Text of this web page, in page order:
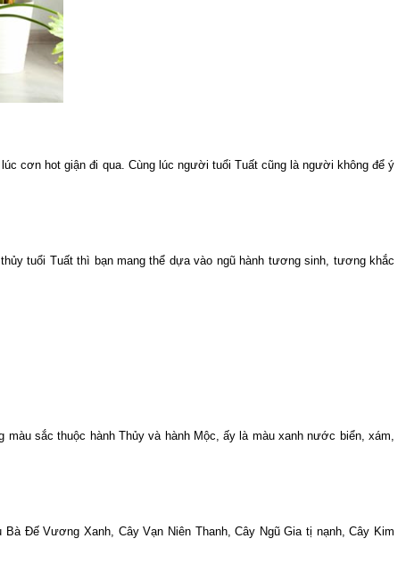
cơn hot giận đi qua. Cùng lúc người tuổi Tuất cũng là người không để ý
tuổi Tuất thì bạn mang thể dựa vào ngũ hành tương sinh, tương khắc
sắc thuộc hành Thủy và hành Mộc, ấy là màu xanh nước biển, xám,
Đế Vương Xanh, Cây Vạn Niên Thanh, Cây Ngũ Gia tị nạnh, Cây Kim